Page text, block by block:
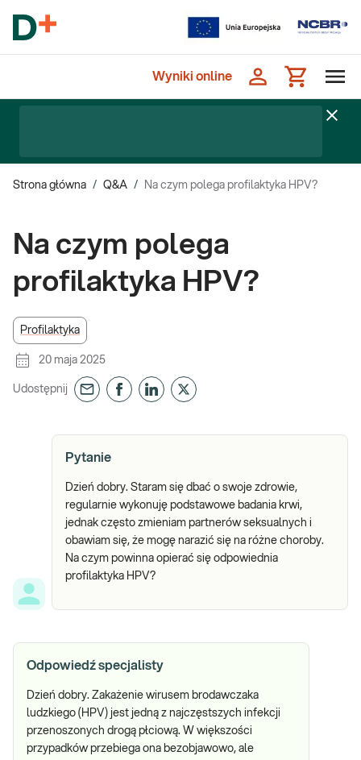
Wyniki online
Strona główna / Q&A / Na czym polega profilaktyka HPV?
Na czym polega
profilaktyka HPV?
Profilaktyka
20 maja 2025
Udostępnij
Pytanie
Dzień dobry. Staram się dbać o swoje zdrowie,
regularnie wykonuję podstawowe badania krwi,
jednak często zmieniam partnerów seksualnych i
obawiam się, że mogę narazić się na różne choroby.
Na czym powinna opierać się odpowiednia
profilaktyka HPV?
Odpowiedź specjalisty
Dzień dobry. Zakażenie wirusem brodawczaka
ludzkiego (HPV) jest jedną z najczęstszych infekcji
przenoszonych drogą płciową. W większości
przypadków przebiega ona bezobjawowo, ale